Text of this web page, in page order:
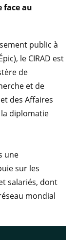
face au
public à
le CIRAD est
de
et de
des Affaires
diplomatie
une
sur les
salariés, dont
mondial